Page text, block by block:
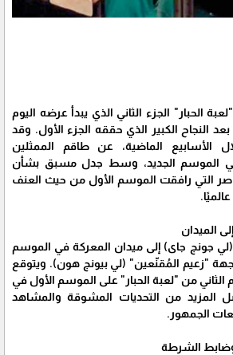
الحبار" الجزء الثاني الذي يبدأ عرضه اليوم
النجاح الكبير الذي حققه الجزء الأول. وقد
الأسابيع الماضية، عن طاقم الممثلين
الموسم الجديد، وسط جدل مسبق بشأن
التي رافقت الموسم الأول من حيث العنف
الميدان
جونج جاى) إلى ميدان المعركة في الموسم
"زعيم المُقنّعين" (لي بيونج هون). ويتوقع
الثاني من "لعبة الحبار" على الموسم الأول في
من التحديات المشوقة والمشاهد
الجمهور.
الشرطة